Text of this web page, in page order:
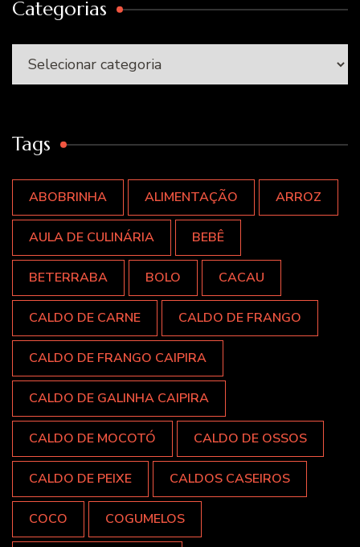
Categorias
Categorias
Tags
ABOBRINHA ALIMENTAÇÃO ARROZ
AULA DE CULINÁRIA BEBÊ
BETERRABA BOLO CACAU
CALDO DE CARNE CALDO DE FRANGO
CALDO DE FRANGO CAIPIRA
CALDO DE GALINHA CAIPIRA
CALDO DE MOCOTÓ CALDO DE OSSOS
CALDO DE PEIXE CALDOS CASEIROS
COCO COGUMELOS